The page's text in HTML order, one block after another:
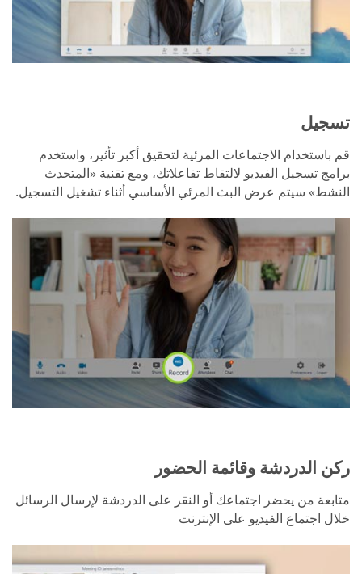
تسجيل
قم باستخدام الاجتماعات المرئية لتحقيق أكبر تأثير، واستخدم
برامج تسجيل الفيديو لالتقاط تفاعلاتك، ومع تقنية «المتحدث
النشط» سيتم عرض البث المرئي الأساسي أثناء تشغيل التسجيل.
ركن الدردشة وقائمة الحضور
متابعة من يحضر اجتماعك أو النقر على الدردشة لإرسال الرسائل
خلال اجتماع الفيديو على الإنترنت